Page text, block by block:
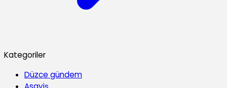
Kategoriler
Düzce gündem